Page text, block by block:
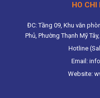
HO CHI
ĐC: Tầng 09, Khu văn
Phủ, Phường Thạnh Mỹ
Hotline
Email:
Website: